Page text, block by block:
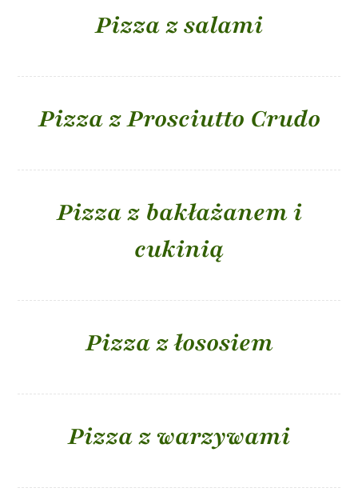
Pizza z salami
Pizza z Prosciutto Crudo
Pizza z bakłażanem i
cukinią
Pizza z łososiem
Pizza z warzywami